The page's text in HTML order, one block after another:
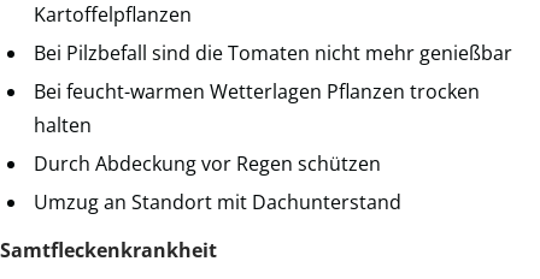
Kartoffelpflanzen
Bei Pilzbefall sind die Tomaten nicht mehr genießbar
Bei feucht-warmen Wetterlagen Pflanzen trocken
halten
Durch Abdeckung vor Regen schützen
Umzug an Standort mit Dachunterstand
Samtfleckenkrankheit